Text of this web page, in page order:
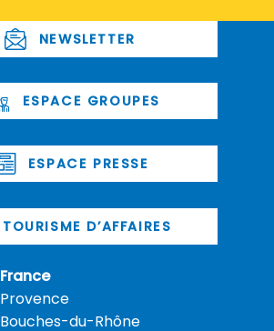
NEWSLETTER
ESPACE GROUPES
ESPACE PRESSE
TOURISME D’AFFAIRES
France
Provence
Bouches-du-Rhône